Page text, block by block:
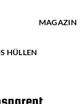
MAGAZIN
HÜLLEN